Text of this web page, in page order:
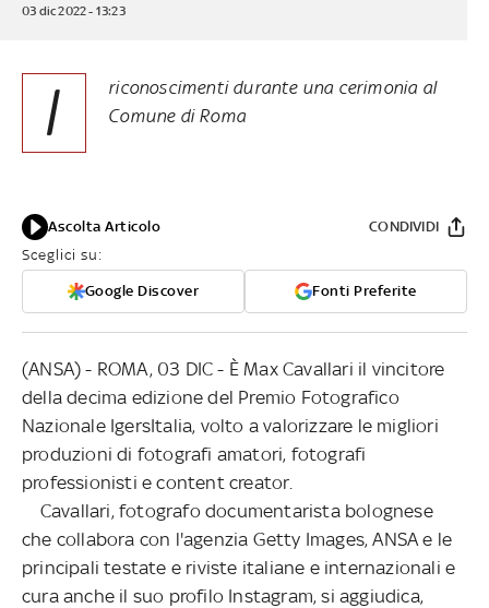
03 dic 2022 - 13:23
I
riconoscimenti durante una cerimonia al
Comune di Roma
Ascolta Articolo
Sceglici su:
Google Discover Fonti Preferite
CONDIVIDI
(ANSA) - ROMA, 03 DIC - È Max Cavallari il vincitore
della decima edizione del Premio Fotografico
Nazionale IgersItalia, volto a valorizzare le migliori
produzioni di fotografi amatori, fotografi
professionisti e content creator.
Cavallari, fotografo documentarista bolognese
che collabora con l'agenzia Getty Images, ANSA e le
principali testate e riviste italiane e internazionali e
cura anche il suo profilo Instagram, si aggiudica,